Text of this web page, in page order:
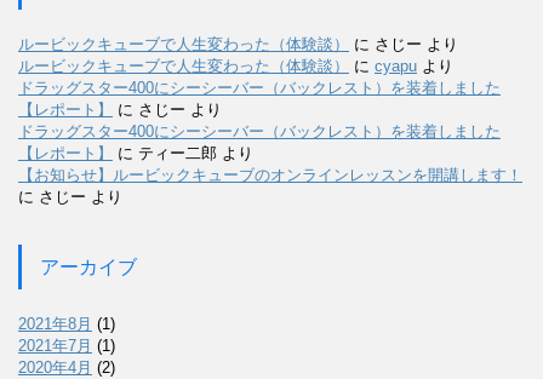
ルービックキューブで人生変わった（体験談） に さじー より
ルービックキューブで人生変わった（体験談）
に cyapu より
ドラッグスター400にシーシーバー（バックレスト）を装着しました
【レポート】
に さじー より
ドラッグスター400にシーシーバー（バックレスト）を装着しました
【レポート】
に ティー二郎 より
【お知らせ】ルービックキューブのオンラインレッスンを開講します！
に さじー より
アーカイブ
2021年8月 (1)
2021年7月 (1)
2020年4月 (2)